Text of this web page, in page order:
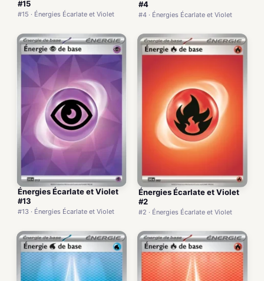
#15
#15 · Énergies Écarlate et Violet
#4
#4 · Énergies Écarlate et Violet
Énergies Écarlate et Violet
#13
#13 · Énergies Écarlate et Violet
Énergies Écarlate et Violet
#2
#2 · Énergies Écarlate et Violet